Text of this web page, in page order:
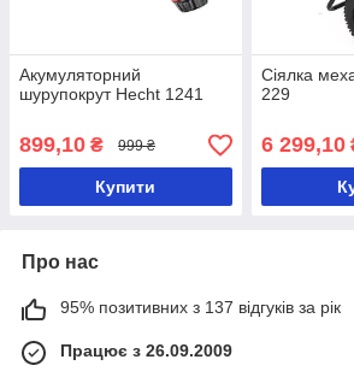
Акумуляторний
шурупокрут Hecht 1241
899,10 ₴ 999 ₴
Купити
Сіялка
229
6 299,10
Про нас
95% позитивних з 137 відгуків за рік
Працює з 26.09.2009